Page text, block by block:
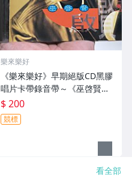
樂來樂好
《樂來樂好》早期絕版CD黑膠
唱片卡帶錄音帶～《巫啓賢》
早期台灣版CD～
$ 200
競標
看全部